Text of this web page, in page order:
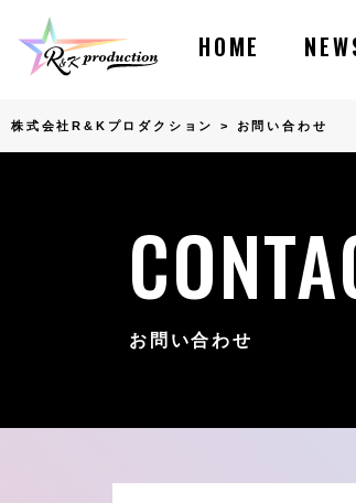
HOME
株式会社R&Kプロダクション > お問い合わせ
お問い合わせ